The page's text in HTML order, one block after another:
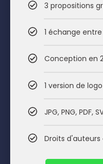
3 propositions
1 échange
Conception en
1 version de logo
JPG, PNG, PDF,
Droits d'auteurs